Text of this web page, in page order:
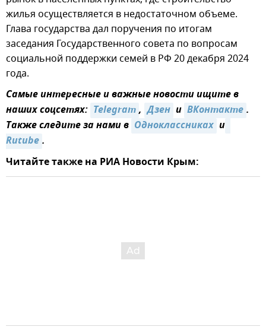
жилья осуществляется в недостаточном объеме.
Глава государства дал поручения по итогам
заседания Государственного совета по вопросам
социальной поддержки семей в РФ 20 декабря 2024
года.
Самые интересные и важные новости ищите в
наших соцсетях: Telegram, Дзен и ВКонтакте.
Также следите за нами в Одноклассниках и
Rutube.
Читайте также на РИА Новости Крым: